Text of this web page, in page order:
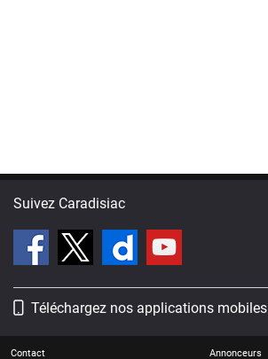
Suivez Caradisiac
Téléchargez nos applications mobiles
Contact Annonceurs